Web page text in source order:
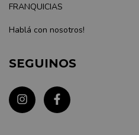
FRANQUICIAS
Hablá con nosotros!
SEGUINOS